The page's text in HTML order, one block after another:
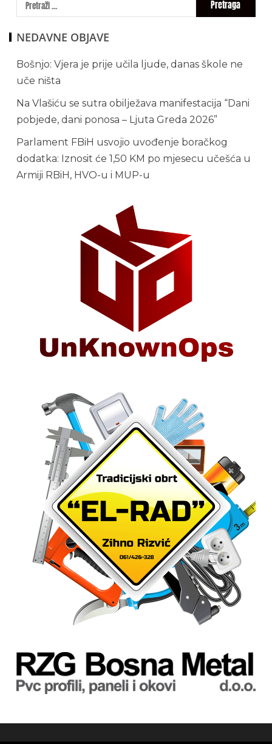
NEDAVNE OBJAVE
Bošnjo: Vjera je prije učila ljude, danas škole ne
uče ništa
Na Vlašiću se sutra obilježava manifestacija “Dani
pobjede, dani ponosa – Ljuta Greda 2026”
Parlament FBiH usvojio uvođenje boračkog
dodatka: Iznosit će 1,50 KM po mjesecu učešća u
Armiji RBiH, HVO-u i MUP-u